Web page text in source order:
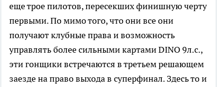
еще трое пилотов, пересекших финишную черту
первыми. По мимо того, что они все они
получают клубные права и возможность
управлять более сильными картами DINO 9л.с.,
эти гонщики встречаются в третьем решающем
заезде на право выхода в суперфинал. Здесь то и